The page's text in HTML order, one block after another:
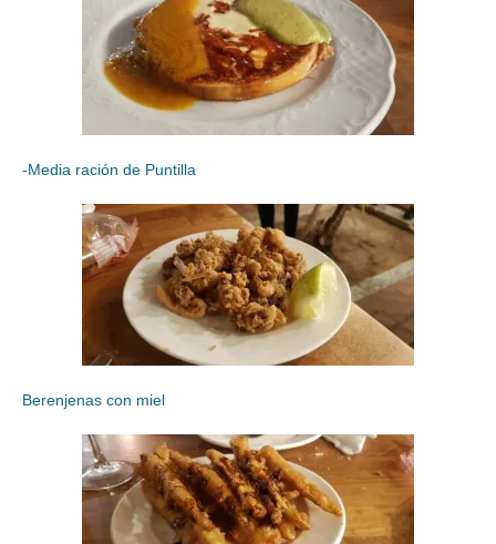
-Media ración de Puntilla
Berenjenas con miel